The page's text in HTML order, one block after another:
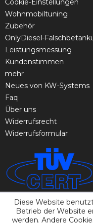
Cookie-Einstellungen
Wohnmobiltuning
Zubehör
OnlyDiesel-
Leistungsmessung
Kundenstimmen
mehr
Neues von KW-Systems
Faq
Über uns
Widerrufsrecht
Widerrufsformular
Diese Website
Betrieb der Website
werden. Andere